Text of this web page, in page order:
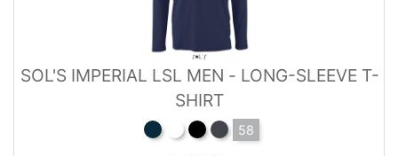
SOL'S IMPERIAL LSL MEN - LONG-SLEEVE T-
SHIRT
58